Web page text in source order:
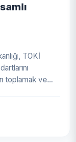
TOKİ
toplamak ve